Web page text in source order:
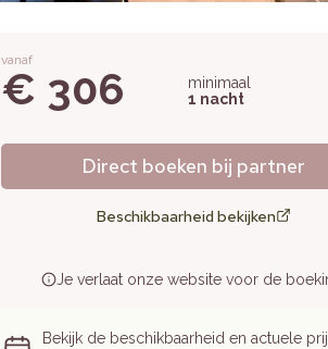
vanaf
€ 306
minimaal
1 nacht
Direct boeken bij partner
Beschikbaarheid bekijken
Je verlaat onze website voor de
Bekijk de beschikbaarheid en actuele